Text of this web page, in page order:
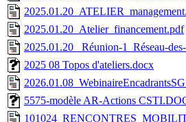
2025.01.20_Atelier_financement.pdf
2025.01.20_ Réunion-1_Réseau-
2025 08 Topos d'ateliers.docx
5575-modèle AR-Actions